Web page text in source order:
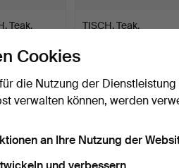
Teak,
TISCH, Teak,
128 USD
Cookies
die Nutzung der
verwalten können, werden
an Ihre Nutzung der